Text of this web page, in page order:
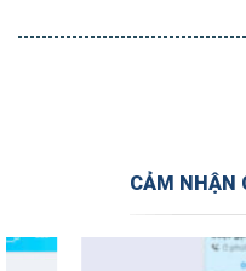
CẢM NHẬN